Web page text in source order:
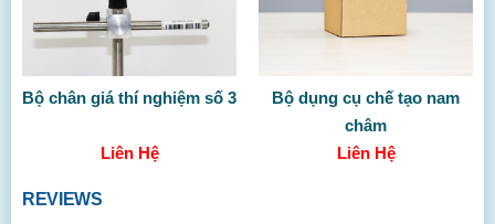
Bộ chân giá thí nghiệm số 3
Liên Hệ
Bộ dụng cụ chế tạo nam
châm
Liên Hệ
REVIEWS